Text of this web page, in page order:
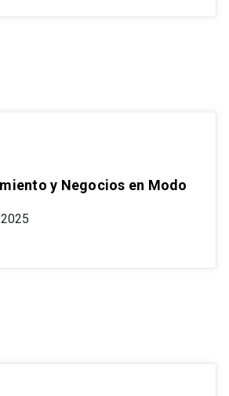
y Negocios en Modo